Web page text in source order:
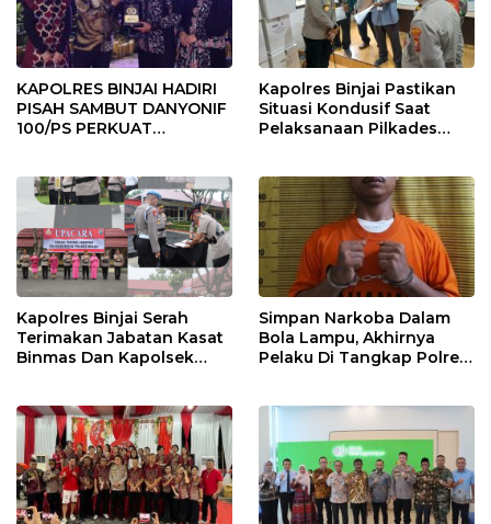
KAPOLRES BINJAI HADIRI
PISAH SAMBUT DANYONIF
100/PS PERKUAT
Kapolres Binjai Pastikan
Situasi Kondusif Saat
Pelaksanaan Pilkades
Kapolres Binjai Serah
Terimakan Jabatan Kasat
Binmas Dan Kapolsek
Simpan Narkoba Dalam
Bola Lampu, Akhirnya
Pelaku Di Tangkap Polres